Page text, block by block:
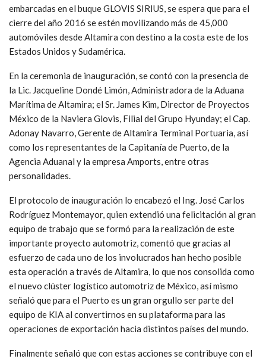
embarcadas en el buque GLOVIS SIRIUS, se espera que para el
cierre del año 2016 se estén movilizando más de 45,000
automóviles desde Altamira con destino a la costa este de los
Estados Unidos y Sudamérica.
En la ceremonia de inauguración, se contó con la presencia de
la Lic. Jacqueline Dondé Limón, Administradora de la Aduana
Marítima de Altamira; el Sr. James Kim, Director de Proyectos
México de la Naviera Glovis, Filial del Grupo Hyunday; el Cap.
Adonay Navarro, Gerente de Altamira Terminal Portuaria, así
como los representantes de la Capitanía de Puerto, de la
Agencia Aduanal y la empresa Amports, entre otras
personalidades.
El protocolo de inauguración lo encabezó el Ing. José Carlos
Rodríguez Montemayor, quien extendió una felicitación al gran
equipo de trabajo que se formó para la realización de este
importante proyecto automotriz, comentó que gracias al
esfuerzo de cada uno de los involucrados han hecho posible
esta operación a través de Altamira, lo que nos consolida como
el nuevo clúster logístico automotriz de México, así mismo
señaló que para el Puerto es un gran orgullo ser parte del
equipo de KIA al convertirnos en su plataforma para las
operaciones de exportación hacia distintos países del mundo.
Finalmente señaló que con estas acciones se contribuye con el